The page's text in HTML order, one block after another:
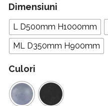
Dimensiuni
L D500mm H1000mm
ML D350mm H900mm
Culori